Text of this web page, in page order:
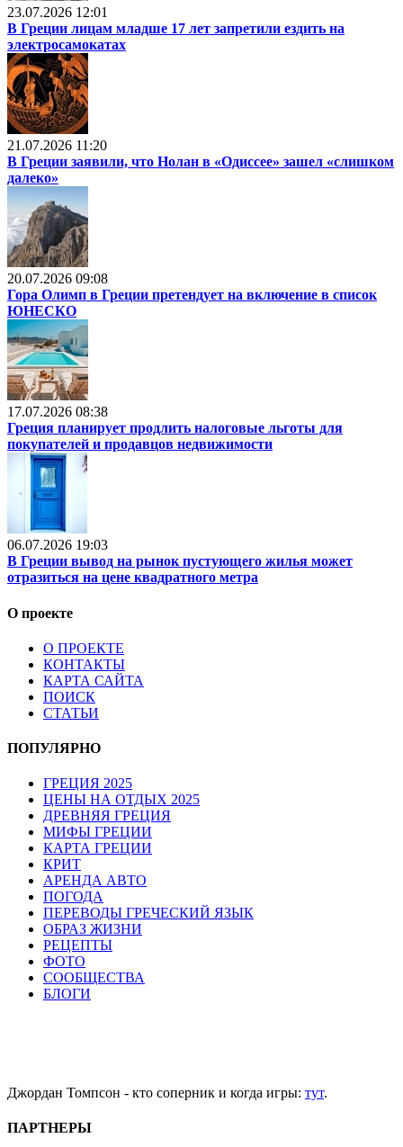
23.07.2026 12:01
В Греции лицам младше 17 лет запретили ездить на
электросамокатах
21.07.2026 11:20
В Греции заявили, что Нолан в «Одиссее» зашел «слишком
далеко»
20.07.2026 09:08
Гора Олимп в Греции претендует на включение в список
ЮНЕСКО
17.07.2026 08:38
Греция планирует продлить налоговые льготы для
покупателей и продавцов недвижимости
06.07.2026 19:03
В Греции вывод на рынок пустующего жилья может
отразиться на цене квадратного метра
О проекте
О ПРОЕКТЕ
КОНТАКТЫ
КАРТА САЙТА
ПОИСК
СТАТЬИ
ПОПУЛЯРНО
ГРЕЦИЯ 2025
ЦЕНЫ НА ОТДЫХ 2025
ДРЕВНЯЯ ГРЕЦИЯ
МИФЫ ГРЕЦИИ
КАРТА ГРЕЦИИ
КРИТ
АРЕНДА АВТО
ПОГОДА
ПЕРЕВОДЫ ГРЕЧЕСКИЙ ЯЗЫК
ОБРАЗ ЖИЗНИ
РЕЦЕПТЫ
ФОТО
СООБЩЕСТВА
БЛОГИ
Джордан Томпсон - кто соперник и когда игры: тут.
ПАРТНЕРЫ